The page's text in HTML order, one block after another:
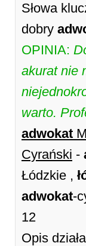
Słowa
dobry
OPINIA:
akurat nie
warto.
adwokat
Cyrański -
Łódzkie ,
adwokat-
12
Opis